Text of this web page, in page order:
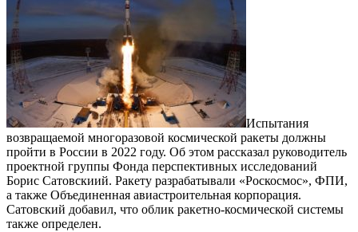
Испытания
возвращаемой многоразовой космической ракеты должны
пройти в России в 2022 году. Об этом рассказал руководитель
проектной группы Фонда перспективных исследований
Борис Сатовскиий. Ракету разрабатывали «Роскосмос», ФПИ,
а также Объединенная авиастроительная корпорация.
Сатовский добавил, что облик ракетно-космической системы
также определен.